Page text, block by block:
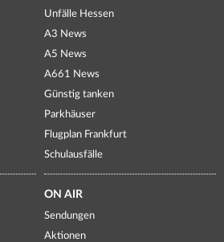
Unfälle Hessen
A3 News
A5 News
A661 News
Günstig tanken
Parkhäuser
Flugplan Frankfurt
Schulausfälle
ON AIR
Sendungen
Aktionen